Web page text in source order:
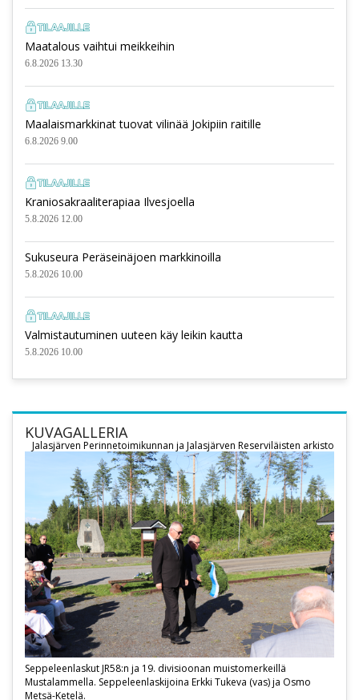
Maatalous vaihtui meikkeihin
6.8.2026 13.30
Maalaismarkkinat tuovat vilinää Jokipiin raitille
6.8.2026 9.00
Kraniosakraaliterapiaa Ilvesjoella
5.8.2026 12.00
Sukuseura Peräseinäjoen markkinoilla
5.8.2026 10.00
Valmistautuminen uuteen käy leikin kautta
5.8.2026 10.00
KUVAGALLERIA
Seppeleenlaskut JR58:n ja 19. divisioonan muistomerkeillä
Mustalammella. Seppeleenlaskijoina Erkki Tukeva (vas) ja Osmo
Metsä-Ketelä.
Jalasjärven Perinnetoimikunnan ja Jalasjärven Reserviläisten arkisto